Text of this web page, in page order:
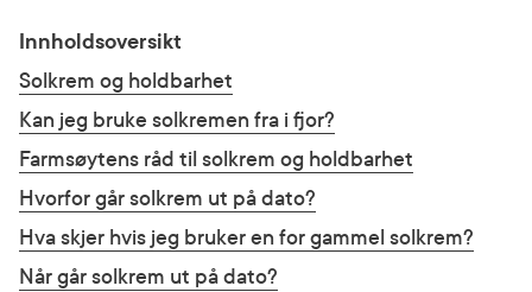
Innholdsoversikt
Solkrem og holdbarhet
Kan jeg bruke solkremen fra i fjor?
Farmsøytens råd til solkrem og holdbarhet
Hvorfor går solkrem ut på dato?
Hva skjer hvis jeg bruker en for gammel solkrem?
Når går solkrem ut på dato?